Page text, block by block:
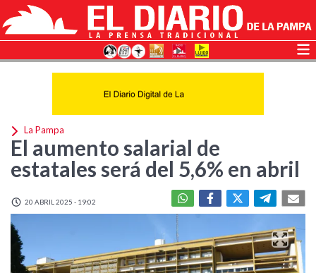
La Pampa
El aumento salarial de
estatales será del 5,6% en abril
20 ABRIL 2025 - 19:02